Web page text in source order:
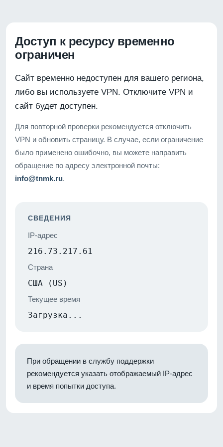
Доступ к ресурсу временно
ограничен
Сайт временно недоступен для вашего региона,
либо вы используете VPN. Отключите VPN и
сайт будет доступен.
Для повторной проверки рекомендуется отключить
VPN и обновить страницу. В случае, если ограничение
было применено ошибочно, вы можете направить
обращение по адресу электронной почты:
info@tnmk.ru.
СВЕДЕНИЯ
IP-адрес
216.73.217.61
Страна
США (US)
Текущее время
Загрузка...
При обращении в службу поддержки
рекомендуется указать отображаемый IP-адрес
и время попытки доступа.